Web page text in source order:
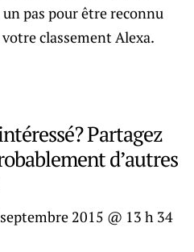
pas pour être reconnu
classement Alexa.
Partagez
d’autres
2015 @ 13 h 34